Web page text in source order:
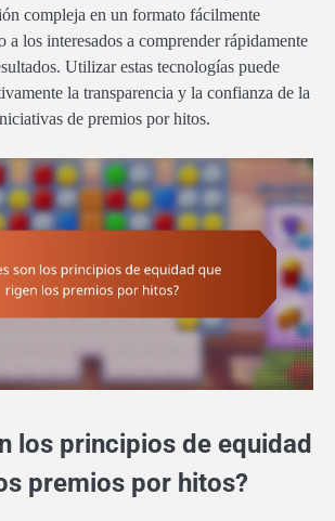
compleja en un formato fácilmente
a los interesados a comprender rápidamente
Utilizar estas tecnologías puede
la transparencia y la confianza de la
de premios por hitos.
los principios de equidad
premios por hitos?